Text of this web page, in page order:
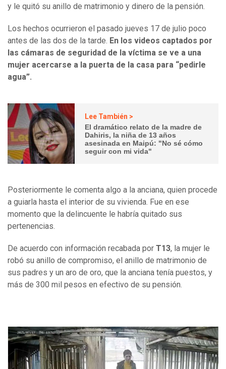
y le quitó su anillo de matrimonio y dinero de la pensión.
Los hechos ocurrieron el pasado jueves 17 de julio poco
antes de las dos de la tarde. En los videos captados por
las cámaras de seguridad de la víctima se ve a una
mujer acercarse a la puerta de la casa para “pedirle
agua”.
Lee También >
El dramático relato de la madre de
Dahiris, la niña de 13 años
asesinada en Maipú: "No sé cómo
seguir con mi vida"
Posteriormente le comenta algo a la anciana, quien procede
a guiarla hasta el interior de su vivienda. Fue en ese
momento que la delincuente le habría quitado sus
pertenencias.
De acuerdo con información recabada por T13, la mujer le
robó su anillo de compromiso, el anillo de matrimonio de
sus padres y un aro de oro, que la anciana tenía puestos, y
más de 300 mil pesos en efectivo de su pensión.